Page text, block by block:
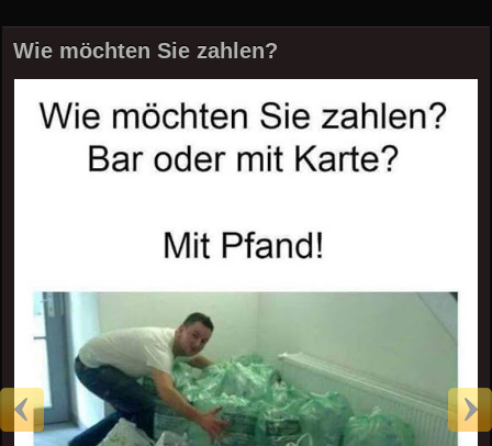
Wie möchten Sie zahlen?